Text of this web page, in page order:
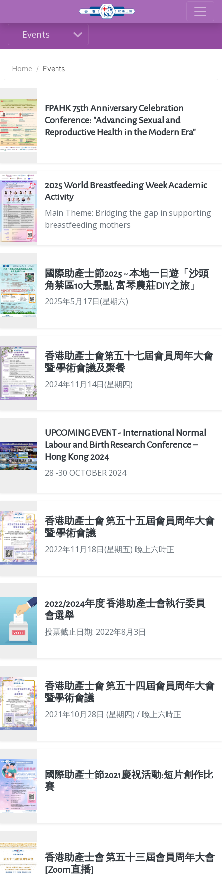
Events
Home Events
FPAHK 75th Anniversary Celebration
Conference: "Advancing Sexual and
Reproductive Health in the Modern Era"
2025 World Breastfeeding Week Academic
Activity
Main Theme: Bridging the gap in supporting
breastfeeding mothers
國際助產士節2025 ~ 本地一日遊「沙頭
角禁區10大景點, 富琴農莊DIY之旅」
2025年5月17日(星期六)
香港助產士會第五十七屆會員周年大會
暨 學術會議及聚餐
2024年11月14日(星期四)
UPCOMING EVENT - International Normal
Labour and Birth Research Conference –
Hong Kong 2024
28 -30 OCTOBER 2024
香港助產士會 第五十五屆會員周年大會
暨 學術會議
2022年11月18日(星期五) 晚上六時正
2022/2024年度 香港助產士會執行委員
會選舉
投票截止日期: 2022年8月3日
香港助產士會 第五十四屆會員周年大會
暨學術會議
2021年10月28日 (星期四) / 晚上六時正
國際助產士節2021慶祝活動:短片創作比
賽
香港助產士會 第五十三屆會員周年大會
[Zoom直播]